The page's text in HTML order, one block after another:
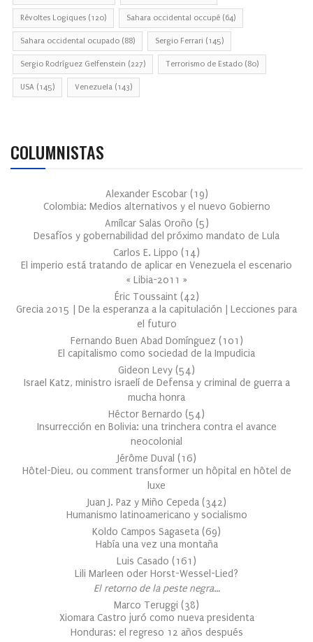
Révoltes Logiques (120) Sahara occidental occupé (64)
Sahara occidental ocupado (88) Sergio Ferrari (145)
Sergio Rodríguez Gelfenstein (227) Terrorismo de Estado (80)
USA (145) Venezuela (143)
COLUMNISTAS
Alexander Escobar (19)
Colombia: Medios alternativos y el nuevo Gobierno
Amílcar Salas Oroño (5)
Desafíos y gobernabilidad del próximo mandato de Lula
Carlos E. Lippo (14)
El imperio está tratando de aplicar en Venezuela el escenario
« Libia-2011 »
Éric Toussaint (42)
Grecia 2015 | De la esperanza a la capitulación | Lecciones para
el futuro
Fernando Buen Abad Domínguez (101 )
El capitalismo como sociedad de la Impudicia
Gideon Levy (54)
Israel Katz, ministro israelí de Defensa y criminal de guerra a
mucha honra
Héctor Bernardo (54)
Insurrección en Bolivia: una trinchera contra el avance
neocolonial
Jérôme Duval (16)
Hôtel-Dieu, ou comment transformer un hôpital en hôtel de
luxe
Juan J. Paz y Miño Cepeda (342)
Humanismo latinoamericano y socialismo
Koldo Campos Sagaseta (69)
Había una vez una montaña
Luis Casado (161 )
Lili Marleen oder Horst-Wessel-Lied?
El retorno de la peste negra…
Marco Teruggi (38)
Xiomara Castro juró como nueva presidenta
Honduras: el regreso 12 años después